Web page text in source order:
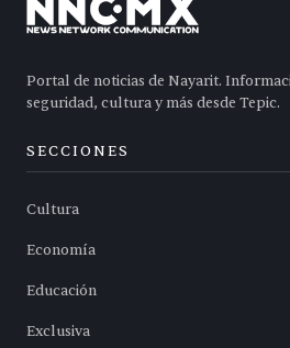
Portal de noticias de Nayarit.
seguridad, cultura y más desde Tepic.
SECCIONES
Cultura
Economía
Educación
Exclusiva